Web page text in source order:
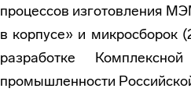
процессов изготовления
в корпусе» и микросборок
разработке
промышленности